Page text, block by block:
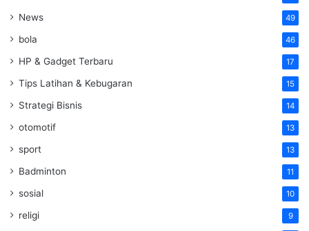
News 49
bola 46
HP & Gadget Terbaru 17
Tips Latihan & Kebugaran 15
Strategi Bisnis 14
otomotif 13
sport 13
Badminton 11
sosial 10
religi 9